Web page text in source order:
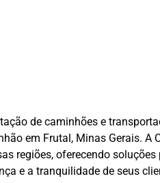
de caminhões e
em Frutal, Minas Gerais. A
regiões, oferecendo
e a tranquilidade de seus